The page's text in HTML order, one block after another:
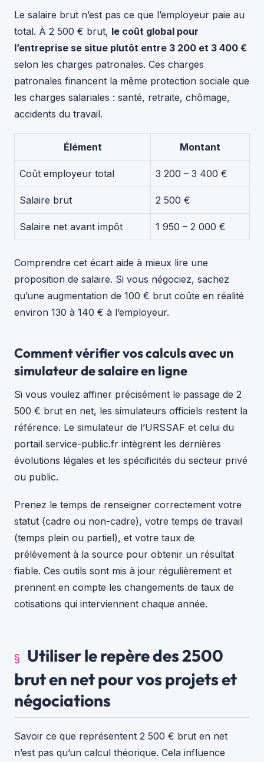
Le salaire brut n’est pas ce que l’employeur paie au
total. À 2 500 € brut, le coût global pour
l’entreprise se situe plutôt entre 3 200 et 3 400 €
selon les charges patronales. Ces charges
patronales financent la même protection sociale que
les charges salariales : santé, retraite, chômage,
accidents du travail.
Élément Montant
Coût employeur total 3 200 – 3 400 €
Salaire brut 2 500 €
Salaire net avant impôt 1 950 – 2 000 €
Comprendre cet écart aide à mieux lire une
proposition de salaire. Si vous négociez, sachez
qu’une augmentation de 100 € brut coûte en réalité
environ 130 à 140 € à l’employeur.
Comment vérifier vos calculs avec un
simulateur de salaire en ligne
Si vous voulez affiner précisément le passage de 2
500 € brut en net, les simulateurs officiels restent la
référence. Le simulateur de l’URSSAF et celui du
portail service-public.fr intègrent les dernières
évolutions légales et les spécificités du secteur privé
ou public.
Prenez le temps de renseigner correctement votre
statut (cadre ou non-cadre), votre temps de travail
(temps plein ou partiel), et votre taux de
prélèvement à la source pour obtenir un résultat
fiable. Ces outils sont mis à jour régulièrement et
prennent en compte les changements de taux de
cotisations qui interviennent chaque année.
Utiliser le repère des 2500
brut en net pour vos projets et
négociations
Savoir ce que représentent 2 500 € brut en net
n’est pas qu’un calcul théorique. Cela influence